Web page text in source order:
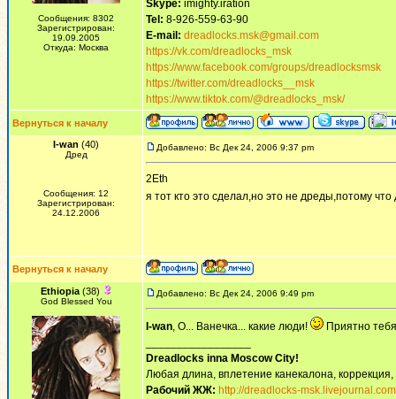
Сообщения: 8302
Зарегистрирован:
19.09.2005
Откуда: Москва
Skype: imighty.iration
Tel: 8-926-559-63-90
E-mail: dreadlocks.msk@gmail.com
https://vk.com/dreadlocks_msk
https://www.facebook.com/groups/dreadlocksmsk
https://twitter.com/dreadlocks__msk
https://www.tiktok.com/@dreadlocks_msk/
Вернуться к началу
I-wan (40)
Дред
Сообщения: 12
Зарегистрирован:
24.12.2006
Добавлено: Вс Дек 24, 2006 9:37 pm
2Eth
я тот кто это сделал,но это не дреды,потому
Вернуться к началу
Ethiopia(38)
God Blessed You
Добавлено: Вс Дек 24, 2006 9:49 pm
I-wan, О... Ванечка... какие люди!
Приятно
Dreadlocks inna Moscow Сity!
Любая длина, вплетение канекалона,
Рабочий ЖЖ: http://dreadlocks-